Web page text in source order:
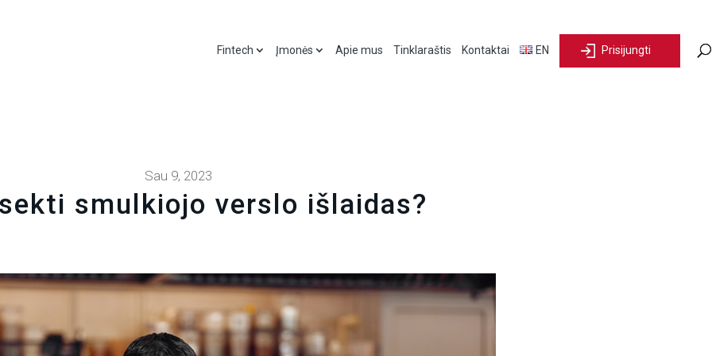
Fintech Įmonės Apie mus Tinklaraštis Kontaktai EN Prisijungti
Sau 9, 2023
smulkiojo verslo išlaidas?